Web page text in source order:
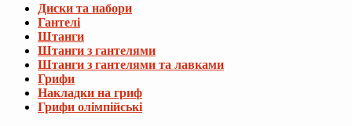
Диски та набори
Гантелі
Штанги
Штанги з гантелями
Штанги з гантелями та лавками
Грифи
Накладки на гриф
Грифи олімпійські